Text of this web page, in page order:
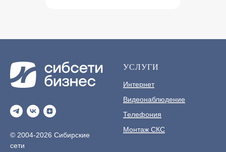
© 2004-2026 Сибирские
сети
УСЛУГИ
Интернет
Видеонаблюдение
Телефония
Монтаж СКС